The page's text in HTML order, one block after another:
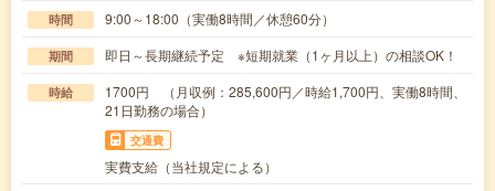
時間 9:00～18:00（実働8時間／休憩60分）
期間 即日～長期継続予定 ※短期就業（1ヶ月以上）の相談OK！
時給
1700円 （月収例：285,600円／時給1,700円、実働8時間、
21日勤務の場合）
交通費
実費支給（当社規定による）